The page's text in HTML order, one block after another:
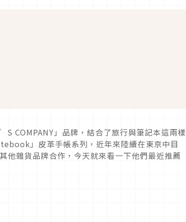
COMPANY」品牌，結合了旅行與筆記本這兩樣
」皮革手帳系列，近年來陸續在東京中目
他雜貨品牌合作，今天就來看一下他們最近推薦